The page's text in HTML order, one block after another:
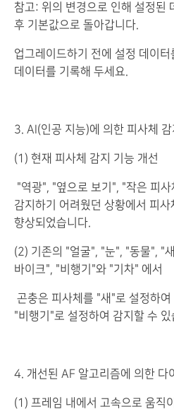
참고: 위의 변경으로 인해 설정된
후 기본값으로 돌아갑니다.
업그레이드하기 전에 설정 데이터
데이터를 기록해 두세요.
3. AI(인공 지능)에 의한 피사체 감
(1) 현재 피사체 감지 기능 개선
"역광", "옆으로 보기", "작은 피
감지하기 어려웠던 상황에서 피사
향상되었습니다.
(2) 기존의 "얼굴", "눈", "동물", "
바이크", "비행기"와 "기차" 에서
곤충은 피사체를 "새"로 설정하
"비행기"로 설정하여 감지할 수 있
4. 개선된 AF 알고리즘에 의한 다
(1) 프레임 내에서 고속으로 움직